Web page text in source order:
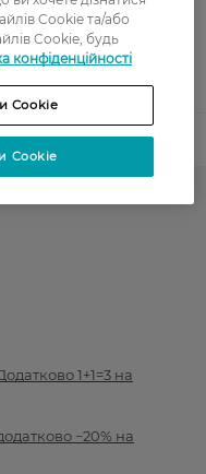
1546424
1+1=3 на
−20% на
Cookie та/або
Cookie, будь
конфіденційності
Cookie
Cookie